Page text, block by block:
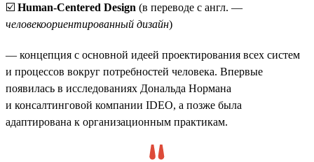
☑️ Human-Centered Design (в переводе с англ. —
человекоориентированный дизайн)
— концепция с основной идеей проектирования всех систем
и процессов вокруг потребностей человека. Впервые
появилась в исследованиях Дональда Нормана
и консалтинговой компании IDEO, а позже была
адаптирована к организационным практикам.